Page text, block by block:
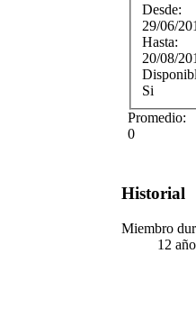
Desde:
29/06/
Hasta:
20/08/
Si
Promedio:
0
Historial
Miembro
12